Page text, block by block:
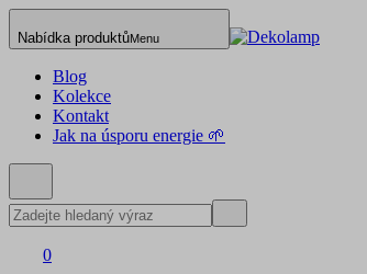
Nabídka produktůMenu
Blog
Kolekce
Kontakt
Jak na úsporu energie 🌱
0